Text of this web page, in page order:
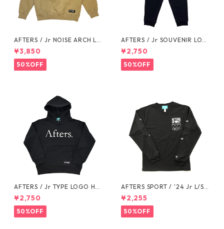
AFTERS / Jr NOISE ARCH LO
GO SWEAT
¥3,850
50%OFF
AFTERS / Jr SOUVENIR LOG
O SWEAT PANTS
¥2,750
50%OFF
AFTERS / Jr TYPE LOGO HO
ODIE
¥2,750
50%OFF
AFTERS SPORT / '24 Jr L/S T
EE
¥2,255
50%OFF